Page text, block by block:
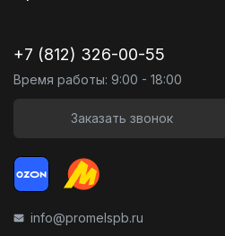
+7 (812) 326-00-55
Время работы: 9:00 - 18:00
Заказать звонок
info@promelspb.ru